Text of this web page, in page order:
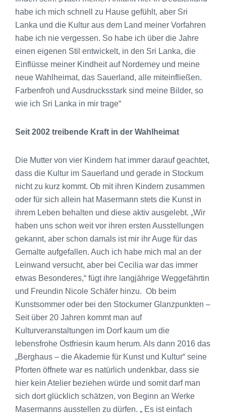
habe ich mich schnell zu Hause gefühlt, aber Sri
Lanka und die Kultur aus dem Land meiner Vorfahren
habe ich nie vergessen. So habe ich über die Jahre
einen eigenen Stil entwickelt, in den Sri Lanka, die
Einflüsse meiner Kindheit auf Norderney und meine
neue Wahlheimat, das Sauerland, alle miteinfließen.
Farbenfroh und Ausdrucksstark sind meine Bilder, so
wie ich Sri Lanka in mir trage“
Seit 2002 treibende Kraft in der Wahlheimat
Die Mutter von vier Kindern hat immer darauf geachtet,
dass die Kultur im Sauerland und gerade in Stockum
nicht zu kurz kommt. Ob mit ihren Kindern zusammen
oder für sich allein hat Masermann stets die Kunst in
ihrem Leben behalten und diese aktiv ausgelebt. „Wir
haben uns schon weit vor ihren ersten Ausstellungen
gekannt, aber schon damals ist mir ihr Auge für das
Gemalte aufgefallen. Auch ich habe mich mal an der
Leinwand versucht, aber bei Cecilia war das immer
etwas Besonderes,“ fügt ihre langjährige Weggefährtin
und Freundin Nicole Schäfer hinzu. Ob beim
Kunstsommer oder bei den Stockumer Glanzpunkten –
Seit über 20 Jahren kommt man auf
Kulturveranstaltungen im Dorf kaum um die
lebensfrohe Ostfriesin kaum herum. Als dann 2016 das
„Berghaus – die Akademie für Kunst und Kultur“ seine
Pforten öffnete war es natürlich undenkbar, dass sie
hier kein Atelier beziehen würde und somit darf man
sich dort glücklich schätzen, von Beginn an Werke
Masermanns ausstellen zu dürfen. „ Es ist einfach